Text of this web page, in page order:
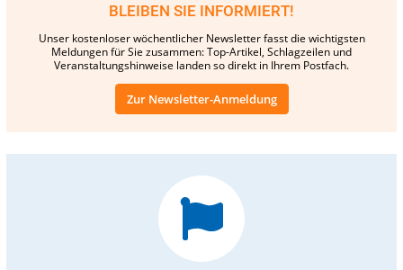
BLEIBEN SIE INFORMIERT!
Unser kostenloser wöchentlicher Newsletter fasst die wichtigsten
Meldungen für Sie zusammen: Top-Artikel, Schlagzeilen und
Veranstaltungshinweise landen so direkt in Ihrem Postfach.
Zur Newsletter-Anmeldung